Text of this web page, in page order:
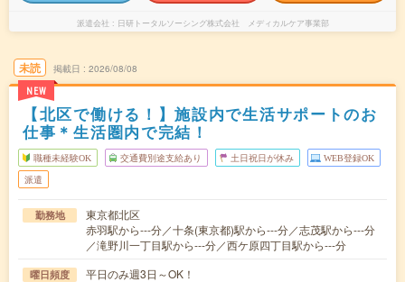
派遣会社 日研トータルソーシング株式会社 メディカルケア事業部
未読
NEW
掲載日 2026/08/08
【北区で働ける！】施設内で生活サポートのお
仕事＊生活圏内で完結！
職種未経験OK 交通費別途支給あり 土日祝日が休み WEB登録OK
派遣
勤務地
東京都北区
赤羽駅から---分／十条(東京都)駅から---分／志茂駅から---分
／滝野川一丁目駅から---分／西ケ原四丁目駅から---分
曜日頻度 平日のみ週3日～OK！